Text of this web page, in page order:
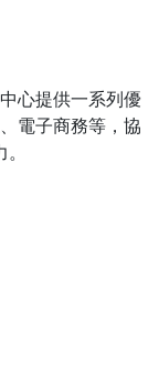
心提供一系列優
電子商務等，協